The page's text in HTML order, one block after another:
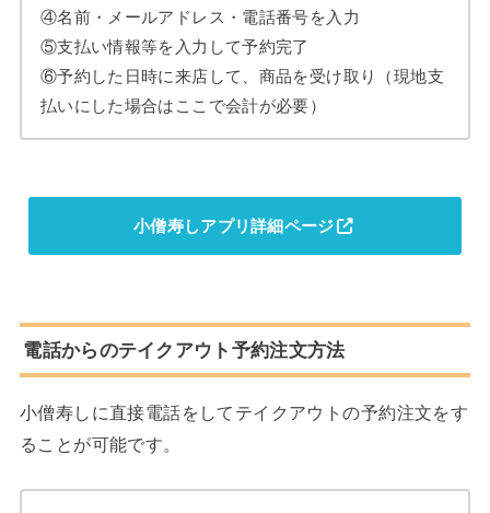
④名前・メールアドレス・電話番号を入力
⑤支払い情報等を入力して予約完了
⑥予約した日時に来店して、商品を受け取り（現地支
払いにした場合はここで会計が必要）
小僧寿しアプリ詳細ページ
電話からのテイクアウト予約注文方法
小僧寿しに直接電話をしてテイクアウトの予約注文をす
ることが可能です。